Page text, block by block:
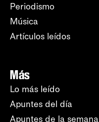
Periodismo
Música
Artículos leídos
Más
Lo más leído
Apuntes del día
Apuntes de la semana